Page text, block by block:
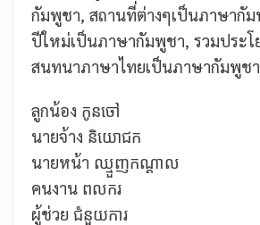
กัมพูชา, สถานที่ต่างๆเป็นภาษากั
ปีใหม่เป็นภาษากัมพูชา, รวมประ
สนทนาภาษาไทยเป็นภาษากัมพูชา
ลูกน้อง កូនចៅ
นายจ้าง និយោជក
นายหน้า ឈ្មួញកណ្ដាល
คนงาน ពលករ
ผู้ช่วย ជំនួយការ